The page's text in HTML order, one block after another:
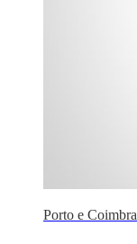
Porto e Coimbra